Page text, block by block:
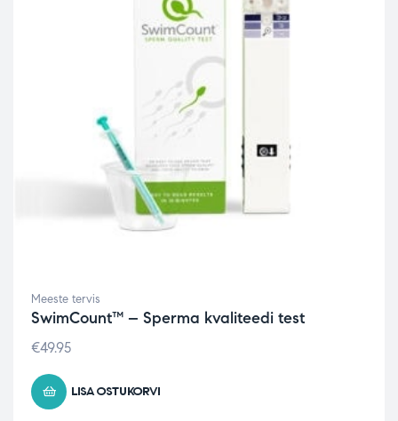
Meeste tervis
SwimCount™ – Sperma kvaliteedi test
€49.95
LISA OSTUKORVI